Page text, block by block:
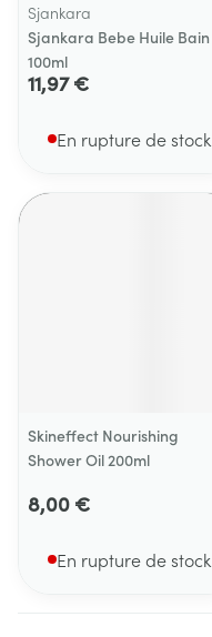
Sjankara
Sjankara Bebe Huile Bain
100ml
11,97 €
En rupture de stock
Skineffect Nourishing
Shower Oil 200ml
8,00 €
En rupture de stock